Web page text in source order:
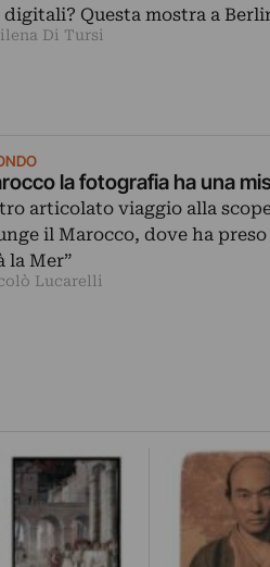
Questa mostra a
Di Tursi
la fotografia ha una
articolato viaggio alla
il Marocco, dove ha
la Mer”
Lucarelli